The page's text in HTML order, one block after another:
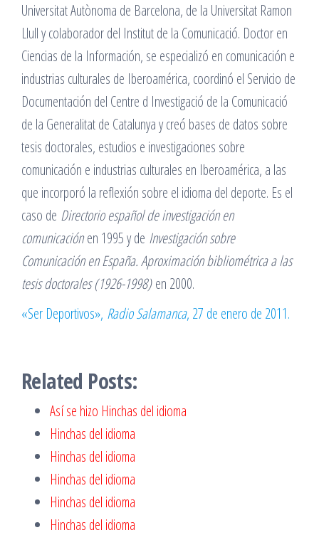
Universitat Autònoma de Barcelona, de la Universitat Ramon
Llull y colaborador del Institut de la Comunicació. Doctor en
Ciencias de la Información, se especializó en comunicación e
industrias culturales de Iberoamérica, coordinó el Servicio de
Documentación del Centre d Investigació de la Comunicació
de la Generalitat de Catalunya y creó bases de datos sobre
tesis doctorales, estudios e investigaciones sobre
comunicación e industrias culturales en Iberoamérica, a las
que incorporó la reflexión sobre el idioma del deporte. Es el
caso de Directorio español de investigación en
comunicaciónen 1995 y de Investigación sobre
Comunicación en España. Aproximación bibliométrica a las
tesis doctorales (1926-1998)en 2000.
«Ser Deportivos», Radio Salamanca, 27 de enero de 2011.
Related Posts:
Así se hizo Hinchas del idioma
Hinchas del idioma
Hinchas del idioma
Hinchas del idioma
Hinchas del idioma
Hinchas del idioma